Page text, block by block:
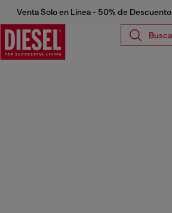
Venta Solo en Línea - 50% de